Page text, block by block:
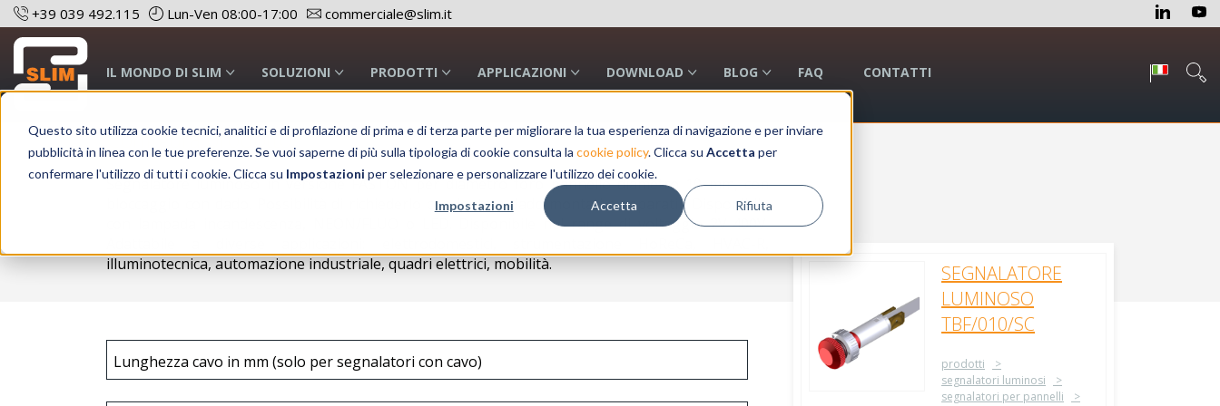
Questo sito utilizza cookie tecnici, analitici e di profilazione di prima e di terza parte per migliorare la tua esperienza di navigazione e per inviare
pubblicità in linea con le tue preferenze. Se vuoi saperne di più sulla tipologia di cookie consulta la cookie policy. Clicca su Accetta per
confermare l'utilizzo di tutti i cookie. Clicca su Impostazioni per selezionare e personalizzare l'utilizzo dei cookie.
Impostazioni Accetta Rifiuta
+39 039 492.115 Lun-Ven 08:00-17:00 commerciale@slim.it
IL MONDO DI SLIM SOLUZIONI PRODOTTI APPLICAZIONI DOWNLOAD BLOG FAQ CONTATTI
Configura prodotto
Segnalatore luminoso in versione FASTON per diametro foro pannello diametro 10 mm, con
bloccaggio con dado. Possibilità di richiederlo con lente e dado montati o separati . Disponibile
con lampada incandescenza, NEON/FLUO o LED. Disponibile nel range di voltaggio 2V-400V.
illuminotecnica, automazione industriale, quadri elettrici, mobilità.
SEGNALATORE
LUMINOSO
TBF/010/SC
prodotti
segnalatori luminosi
segnalatori per pannelli
Lunghezza cavo in mm (solo per segnalatori con cavo)